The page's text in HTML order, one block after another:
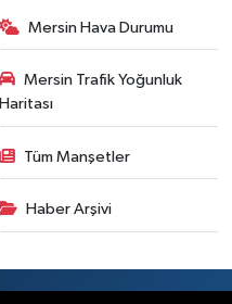
Mersin Hava Durumu
Mersin Trafik Yoğunluk
Haritası
Tüm Manşetler
Haber Arşivi